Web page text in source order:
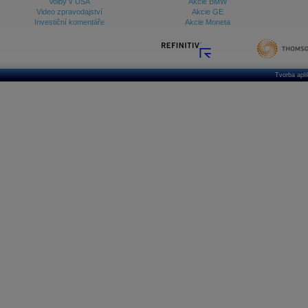
Video zpravodajství
Investiční komentáře
Akcie GE
Akcie Moneta
Tvorba